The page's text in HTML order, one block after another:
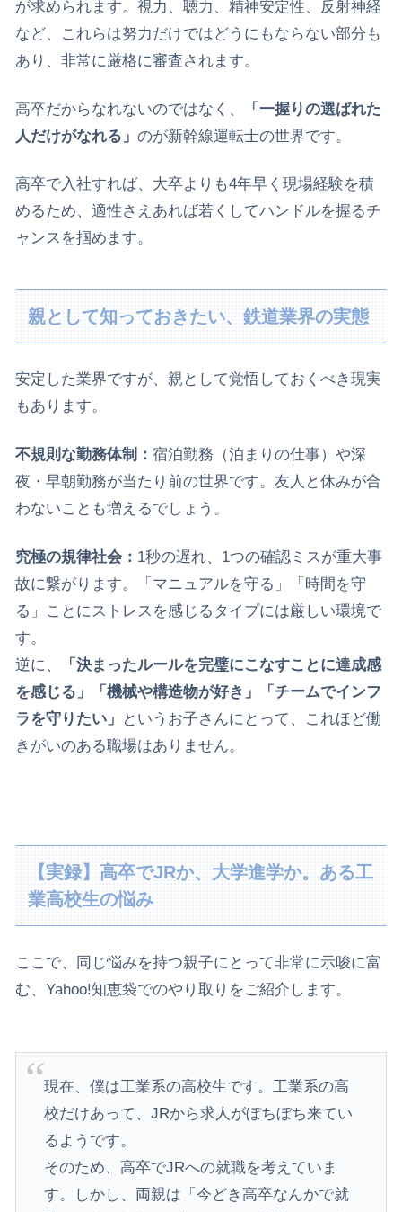
が求められます。視力、聴力、精神安定性、反射神経
など、これらは努力だけではどうにもならない部分も
あり、非常に厳格に審査されます。
​高卒だからなれないのではなく、
「一握りの選ばれた
人だけがなれる」 のが新幹線運転士の世界です。
高卒で入社すれば、大卒よりも4年早く現場経験を積
めるため、適性さえあれば若くしてハンドルを握るチ
ャンスを掴めます。
親として知っておきたい、鉄道業界の実態
​安定した業界ですが、親として覚悟しておくべき現実
もあります。
​不規則な勤務体制： 宿泊勤務（泊まりの仕事）や深
夜・早朝勤務が当たり前の世界です。友人と休みが合
わないことも増えるでしょう。
究極の規律社会： 1秒の遅れ、1つの確認ミスが重大事
故に繋がります。「マニュアルを守る」「時間を守
る」ことにストレスを感じるタイプには厳しい環境で
す。
​逆に、
「決まったルールを完璧にこなすことに達成感
を感じる」「機械や構造物が好き」「チームでインフ
ラを守りたい」
というお子さんにとって、これほど働
きがいのある職場はありません。
【実録】高卒でJRか、大学進学か。ある工
業高校生の悩み
​ここで、同じ悩みを持つ親子にとって非常に示唆に富
む、Yahoo!知恵袋でのやり取りをご紹介します。
現在、僕は工業系の高校生です。工業系の高
校だけあって、JRから求人がぼちぼち来てい
るようです。
そのため、高卒でJRへの就職を考えていま
す。しかし、両親は「今どき高卒なんかで就